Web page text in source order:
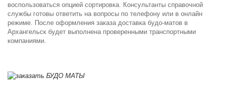
воспользоваться опцией сортировка. Консультанты справочной
службы готовы ответить на вопросы по телефону или в онлайн
режиме. После оформления заказа доставка будо-матов в
Архангельск будет выполнена проверенными транспортными
компаниями.